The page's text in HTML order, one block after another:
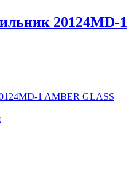
20124MD-1
1 AMBER GLASS